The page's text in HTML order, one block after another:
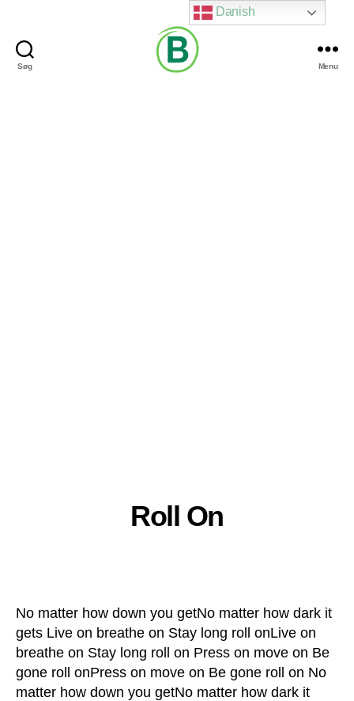
Søg Menu
Roll On
No matter how down you getNo matter how dark it
gets Live on breathe on Stay long roll onLive on
breathe on Stay long roll on Press on move on Be
gone roll onPress on move on Be gone roll on No
matter how down you getNo matter how dark it
Danish